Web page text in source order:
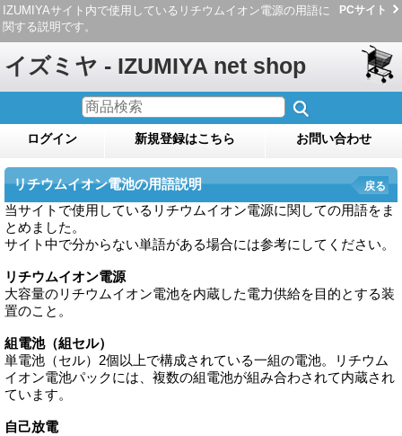
IZUMIYAサイト内で使用しているリチウムイオン電源の用語に
関する説明です。
PCサイト
イズミヤ - IZUMIYA net shop
ログイン 新規登録はこちら お問い合わせ
リチウムイオン電池の用語説明 戻る
当サイトで使用しているリチウムイオン電源に関しての用語をま
とめました。
サイト中で分からない単語がある場合には参考にしてください。
リチウムイオン電源
大容量のリチウムイオン電池を内蔵した電力供給を目的とする装
置のこと。
組電池（組セル）
単電池（セル）2個以上で構成されている一組の電池。リチウム
イオン電池パックには、複数の組電池が組み合わされて内蔵され
ています。
自己放電